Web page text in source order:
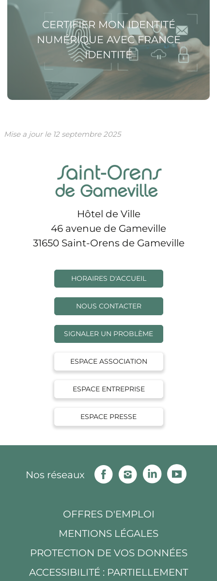
CERTIFIER MON IDENTITÉ
NUMÉRIQUE AVEC FRANCE
IDENTITÉ
Mise a jour le 12 septembre 2025
Hôtel de Ville
46 avenue de Gameville
31650 Saint-Orens de Gameville
HORAIRES D'ACCUEIL
NOUS CONTACTER
SIGNALER UN PROBLÈME
ESPACE ASSOCIATION
ESPACE ENTREPRISE
ESPACE PRESSE
Nos réseaux
FacebookInstagramLinkedin
OFFRES D'EMPLOI
MENTIONS LÉGALES
PROTECTION DE VOS DONNÉES
ACCESSIBILITÉ : PARTIELLEMENT